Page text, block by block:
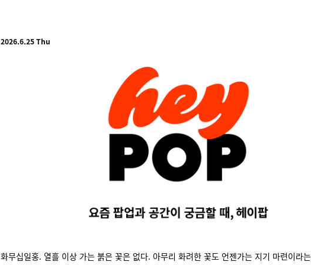
2026.6.25 Thu
화무십일홍. 열흘 이상 가는 붉은 꽃은 없다. 아무리 화려한 꽃도 언젠가는 지기 마련이라